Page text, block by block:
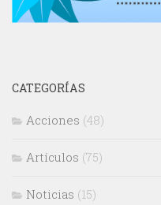
CATEGORÍAS
Acciones (48)
Artículos (75)
Noticias (15)